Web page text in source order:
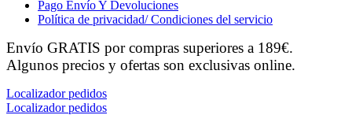
Pago Envío Y Devoluciones
Política de privacidad/ Condiciones del servicio
Envío GRATIS por compras superiores a 189€.
Algunos precios y ofertas son exclusivas online.
Localizador pedidos
Localizador pedidos